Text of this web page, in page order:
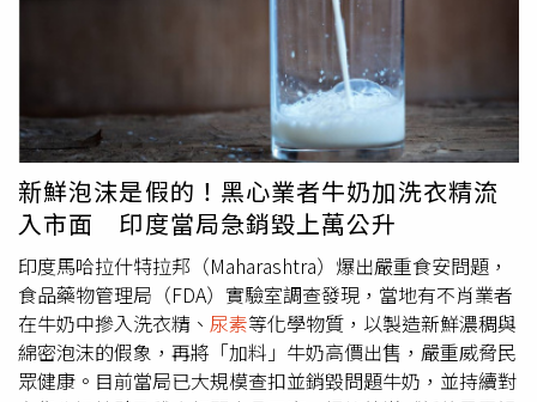
新鮮泡沫是假的！黑心業者牛奶加洗衣精流
入市面 印度當局急銷毀上萬公升
印度馬哈拉什特拉邦（Maharashtra）爆出嚴重食安問題，
食品藥物管理局（FDA）實驗室調查發現，當地有不肖業者
在牛奶中摻入洗衣精、 尿素等化學物質，以製造新鮮濃稠與
綿密泡沫的假象，再將「加料」牛奶高價出售，嚴重威脅民
眾健康。目前當局已大規模查扣並銷毀問題牛奶，並持續對